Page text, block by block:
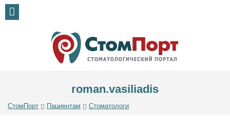
roman.vasiliadis
СтомПорт Пациентам Стоматологи